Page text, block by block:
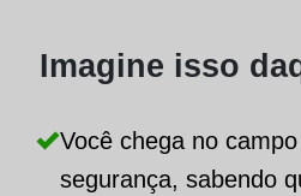
Imagine isso
Você chega no
segurança, sabendo